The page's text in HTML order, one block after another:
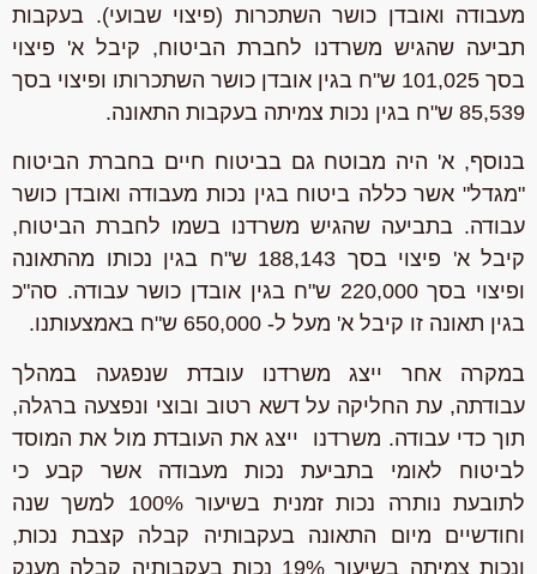
מעבודה ואובדן כושר השתכרות (פיצוי שבועי). בעקבות
תביעה שהגיש משרדנו לחברת הביטוח, קיבל א' פיצוי
בסך 101,025 ש"ח בגין אובדן כושר השתכרותו ופיצוי בסך
85,539 ש"ח בגין נכות צמיתה בעקבות התאונה.
בנוסף, א' היה מבוטח גם בביטוח חיים בחברת הביטוח
"מגדל" אשר כללה ביטוח בגין נכות מעבודה ואובדן כושר
עבודה. בתביעה שהגיש משרדנו בשמו לחברת הביטוח,
קיבל א' פיצוי בסך 188,143 ש"ח בגין נכותו מהתאונה
ופיצוי בסך 220,000 ש"ח בגין אובדן כושר עבודה.
סה"כ
בגין תאונה זו קיבל א' מעל ל- 650,000 ש"ח באמצעותנו.
במקרה אחר ייצג משרדנו עובדת שנפגעה במהלך
עבודתה, עת החליקה על דשא רטוב ובוצי ונפצעה ברגלה,
תוך כדי עבודה. משרדנו ייצג את העובדת מול את המוסד
לביטוח לאומי בתביעת נכות מעבודה אשר קבע כי
לתובעת נותרה נכות זמנית בשיעור 100% למשך שנה
וחודשיים מיום התאונה בעקבותיה קבלה קצבת נכות,
ונכות צמיתה בשיעור 19% נכות בעקבותיה קבלה מענק